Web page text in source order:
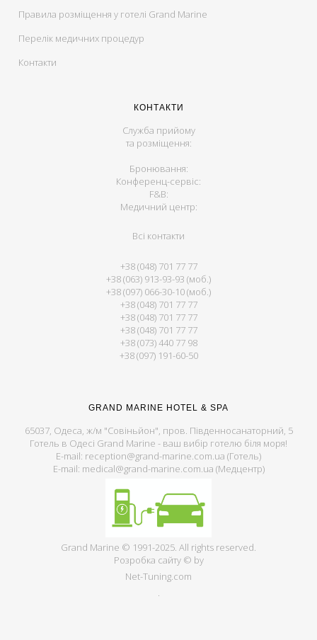
Правила розміщення у готелі Grand Marine
Перелік медичних процедур
Контакти
КОНТАКТИ
Служба прийому
та розміщення:
Бронювання:
Конференц-сервіс:
F&B:
Медичний центр:
Всі контакти
+38 (048) 701 77 77
+38 (063) 913-93-93 (моб.)
+38 (097) 066-30-10 (моб.)
+38 (048) 701 77 77
+38 (048) 701 77 77
+38 (048) 701 77 77
+38 (073) 440 77 98
+38 (097) 191-60-50
GRAND MARINE HOTEL & SPA
65037, Одеса, ж/м "Совіньйон", пров. Південносанаторний, 5
Готель в Одесі Grand Marine - ваш вибір готелю біля моря!
E-mail: reception@grand-marine.com.ua (Готель)
E-mail: medical@grand-marine.com.ua (Медцентр)
Grand Marine © 1991-2025. All rights reserved.
Розробка сайту © by
Net-Tuning.com
.